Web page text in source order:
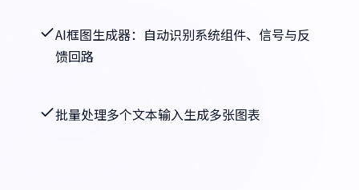
AI框图生成器：自动识别系统组件、信号与反
馈回路
批量处理多个文本输入生成多张图表